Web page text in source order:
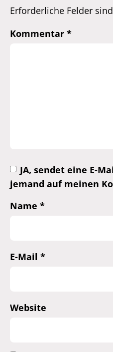
Erforderliche Felder
Kommentar *
JA, sendet eine E-
jemand auf meinen
Name *
E-Mail *
Website